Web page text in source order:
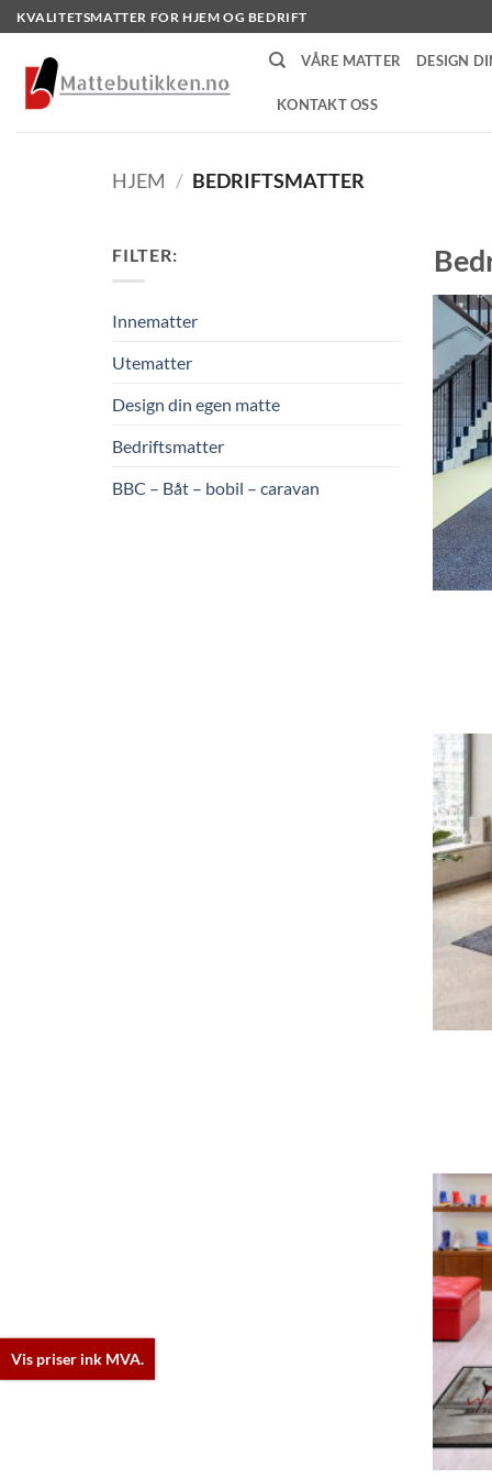
Skip
to
content
KVALITETSMATTER FOR HJEM OG BEDRIFT
VÅRE MATTER DESIGN
KONTAKT OSS
HJEM / BEDRIFTSMATTER
FILTER:
Innematter
Utematter
Design din egen matte
Bedriftsmatter
BBC – Båt – bobil – caravan
Vis priser ink MVA.